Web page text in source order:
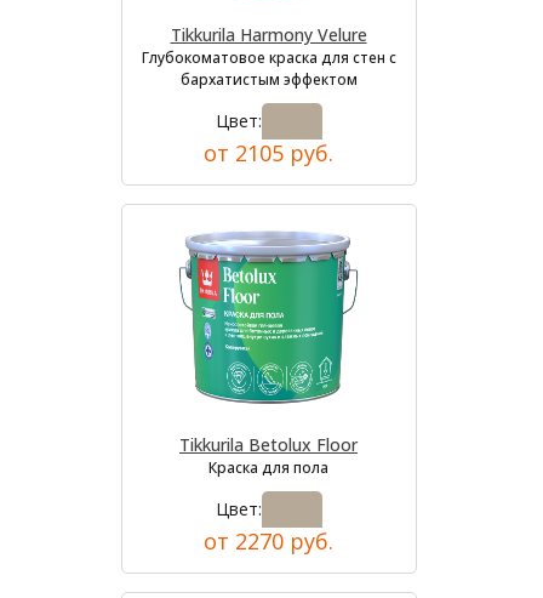
Tikkurila Harmony Velure
Глубокоматовое краска для стен с
бархатистым эффектом
Цвет:
от 2105 руб.
Tikkurila Betolux Floor
Краска для пола
Цвет:
от 2270 руб.